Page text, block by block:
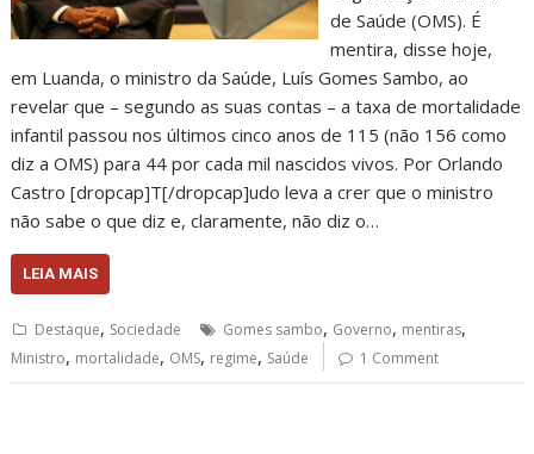
de Saúde (OMS). É
mentira, disse hoje,
em Luanda, o ministro da Saúde, Luís Gomes Sambo, ao
revelar que – segundo as suas contas – a taxa de mortalidade
infantil passou nos últimos cinco anos de 115 (não 156 como
diz a OMS) para 44 por cada mil nascidos vivos. Por Orlando
Castro [dropcap]T[/dropcap]udo leva a crer que o ministro
não sabe o que diz e, claramente, não diz o…
LEIA MAIS
Destaque, Sociedade Gomes sambo, Governo, mentiras,
Ministro, mortalidade, OMS, regime, Saúde 1 Comment